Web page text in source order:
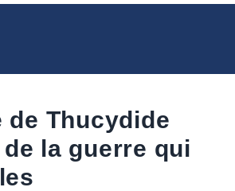
Thucydide
la guerre qui